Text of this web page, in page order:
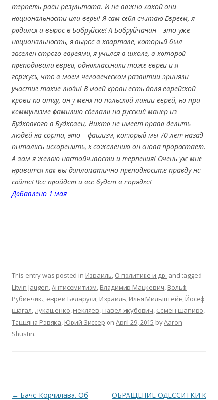
терпеть ради результата. И не важно какой они
национальности или веры! Я сам себя считаю Евреем, я
родился и вырос в Бобруйске! А Бобруйчанин – это уже
национальность, я вырос в квартале, который был
заселен строго евреями, я учился в школе, в которой
преподавали евреи, одноклассники тоже евреи и я
горжусь, что в моем человеческом развитии приняли
участие такие люди! В моей крови есть доля еврейской
крови по отцу, он у меня по польской линии еврей, но при
коммунизме фамилию сделали на русский манер из
Будковкого в Будковец. Никто не имеет права делить
людей на сорта, это – фашизм, который мы 70 лет назад
пытались искоренить, к сожалению он снова прорастает.
А вам я желаю настойчивости и терпения! Очень уж мне
нравится как вы дипломатично преподносите правду на
сайте! Все пройдет и все будет в порядке!
Добавлено 1 мая
This entry was posted in Израиль, О политике и др. and tagged
Litvin Jaugen,Антисемитизм, Владимир Мацкевич, Вольф
Рубинчик., евреи Беларуси, Израиль, Илья Мильштейн, Йосеф
Шагал,Лукашенко, Некляев, Павел Якубович, Семен Шапиро,
Таццяна Рэвяка, Юрий Зиссер on April 29, 2015 byAaron
Shustin.
Post
← Бачо Корчилава. Об
ОБРАЩЕНИЕ ОДЕССИТКИ К